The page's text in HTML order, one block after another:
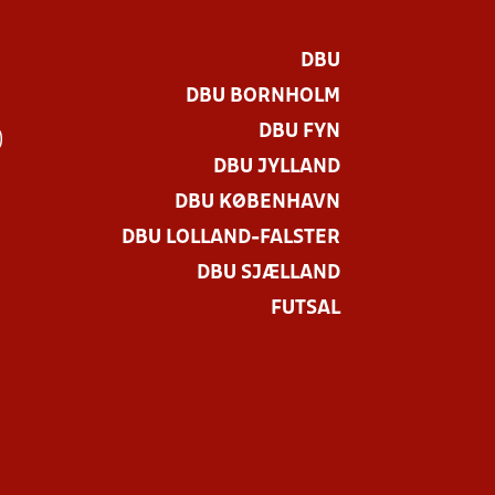
DBU
DBU BORNHOLM
DBU FYN
DBU JYLLAND
DBU KØBENHAVN
DBU LOLLAND-FALSTER
DBU SJÆLLAND
FUTSAL